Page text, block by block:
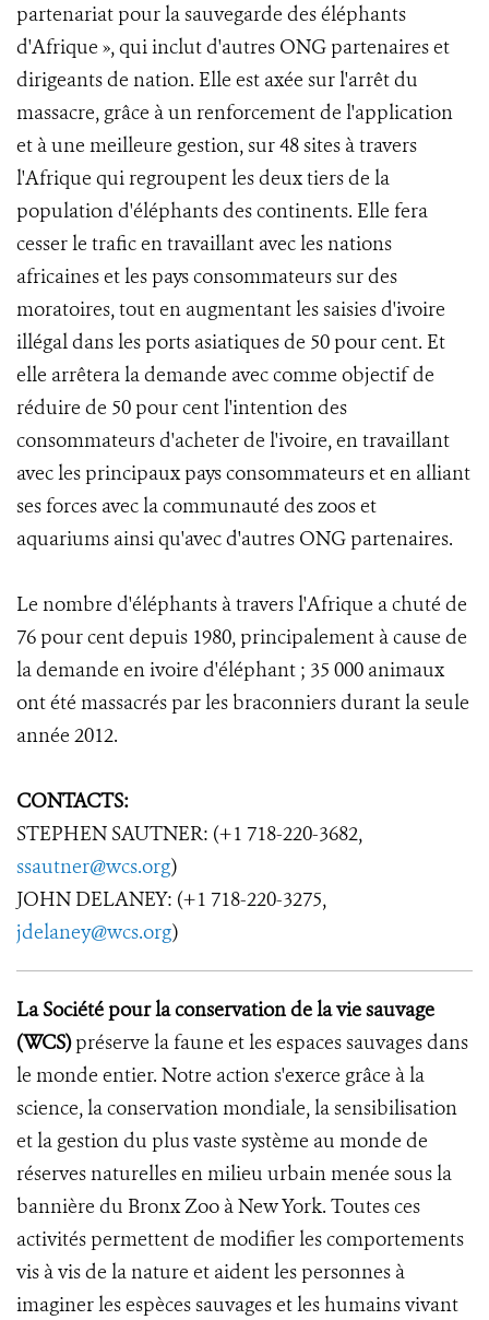
partenariat pour la sauvegarde des éléphants
d'Afrique », qui inclut d'autres ONG partenaires et
dirigeants de nation. Elle est axée sur l'arrêt du
massacre, grâce à un renforcement de l'application
et à une meilleure gestion, sur 48 sites à travers
l'Afrique qui regroupent les deux tiers de la
population d'éléphants des continents. Elle fera
cesser le trafic en travaillant avec les nations
africaines et les pays consommateurs sur des
moratoires, tout en augmentant les saisies d'ivoire
illégal dans les ports asiatiques de 50 pour cent. Et
elle arrêtera la demande avec comme objectif de
réduire de 50 pour cent l'intention des
consommateurs d'acheter de l'ivoire, en travaillant
avec les principaux pays consommateurs et en alliant
ses forces avec la communauté des zoos et
aquariums ainsi qu'avec d'autres ONG partenaires.
Le nombre d'éléphants à travers l'Afrique a chuté de
76 pour cent depuis 1980, principalement à cause de
la demande en ivoire d'éléphant ; 35 000 animaux
ont été massacrés par les braconniers durant la seule
année 2012.
CONTACTS:
STEPHEN SAUTNER: (+1 718-220-3682,
ssautner@wcs.org)
JOHN DELANEY: (+1 718-220-3275,
jdelaney@wcs.org)
La Société pour la conservation de la vie sauvage
(WCS)préserve la faune et les espaces sauvages dans
le monde entier. Notre action s'exerce grâce à la
science, la conservation mondiale, la sensibilisation
et la gestion du plus vaste système au monde de
réserves naturelles en milieu urbain menée sous la
bannière du Bronx Zoo à New York. Toutes ces
activités permettent de modifier les comportements
vis à vis de la nature et aident les personnes à
imaginer les espèces sauvages et les humains vivant